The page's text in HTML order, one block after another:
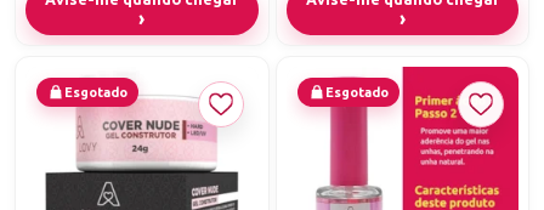
Ultrabond Any Love 11mlé um primer essencial que eleva a
qualidade da sua esmaltação, proporcionando máxima aderência ao
top coat e ao esmalte em gel. Desenvolvido para uso profissional e
doméstico, este primer garante resultados impecáveis e duradouros,
tornando-se a escolha ideal para quem busca unhas resistentes e
de alta qualidade. Além disso, sua composição é livre de HEMA, o
que reduz significativamente o risco de alergias e sensibilidades,
fazendo deste primer uma opção segura para todas as usuárias.
Esgotado Esgotado